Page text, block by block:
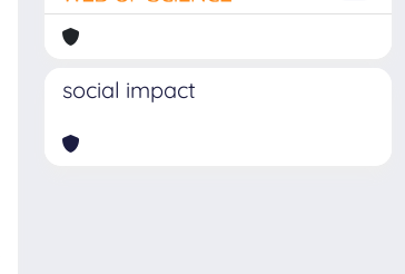
social impact